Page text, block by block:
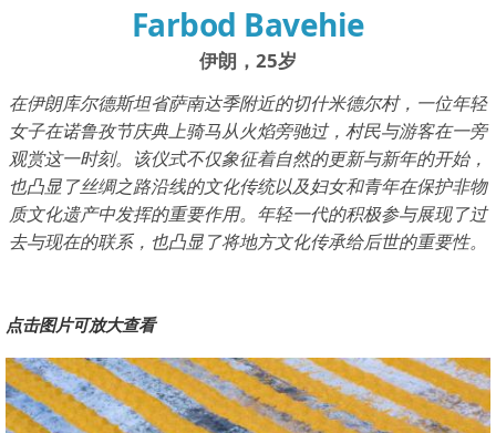
Farbod Bavehie
伊朗，25岁
在伊朗库尔德斯坦省萨南达季附近的切什米德尔村，一位年轻
女子在诺鲁孜节庆典上骑马从火焰旁驰过，村民与游客在一旁
观赏这一时刻。该仪式不仅象征着自然的更新与新年的开始，
也凸显了丝绸之路沿线的文化传统以及妇女和青年在保护非物
质文化遗产中发挥的重要作用。年轻一代的积极参与展现了过
去与现在的联系，也凸显了将地方文化传承给后世的重要性。
点击图片可放大查看